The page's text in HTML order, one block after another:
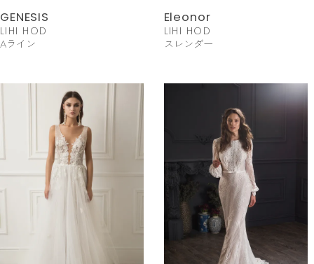
GENESIS
LIHI HOD
Aライン
Eleonor
LIHI HOD
スレンダー